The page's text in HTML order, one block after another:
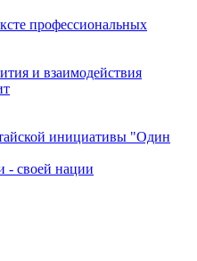
профессиональных
и взаимодействия
инициативы "Один
- своей нации